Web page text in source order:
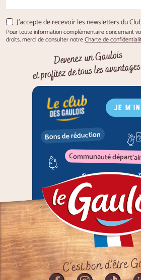
J'accepte de recevoir les newsletters du
Pour toute information complémentaire concernant
droits, merci de consulter notreCharte de
Devenez un Gaulois
et profitez de tous les
JE
Bons de réduction
Communauté
C’est bon d’être